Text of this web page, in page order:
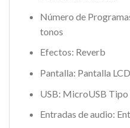
Número de
tonos
Efectos: Reverb
Pantalla: Pantalla
USB: MicroUSB Tipo
Entradas de audio: